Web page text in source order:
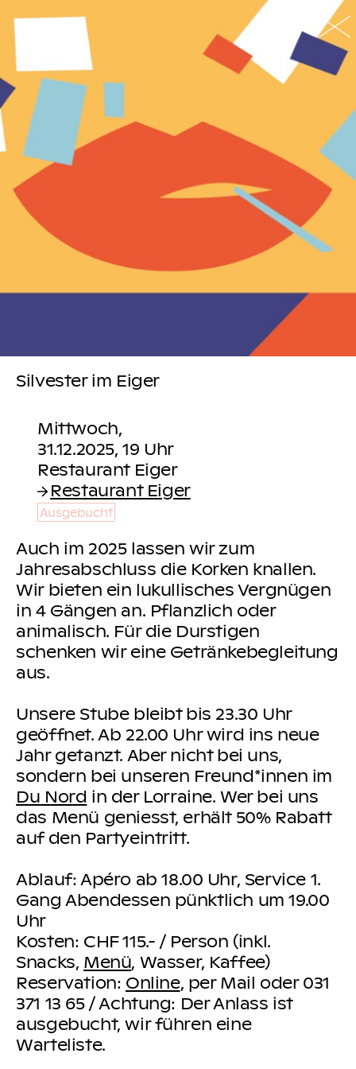
Silvester im Eiger
Mittwoch,
31.12.2025, 19 Uhr
Restaurant Eiger
Restaurant Eiger
Ausgebucht
Auch im 2025 lassen wir zum
Jahresabschluss die Korken knallen.
Wir bieten ein lukullisches Vergnügen
in 4 Gängen an. Pflanzlich oder
animalisch. Für die Durstigen
schenken wir eine Getränkebegleitung
aus.
Unsere Stube bleibt bis 23.30 Uhr
geöffnet. Ab 22.00 Uhr wird ins neue
Jahr getanzt. Aber nicht bei uns,
sondern bei unseren Freund*innen im
Du Nord in der Lorraine. Wer bei uns
das Menü geniesst, erhält 50% Rabatt
auf den Partyeintritt.
Ablauf:Apéro ab 18.00 Uhr, Service 1.
Gang Abendessen pünktlich um 19.00
Uhr
Kosten: CHF 115.- / Person (inkl.
Snacks, Menü, Wasser, Kaffee)
Reservation: Online, per Mail oder 031
371 13 65 / Achtung: Der Anlass ist
ausgebucht, wir führen eine
Warteliste.